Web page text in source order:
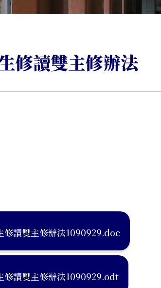
修讀雙主修辦法
修讀雙主修辦法1090929.doc
修讀雙主修辦法1090929.odt